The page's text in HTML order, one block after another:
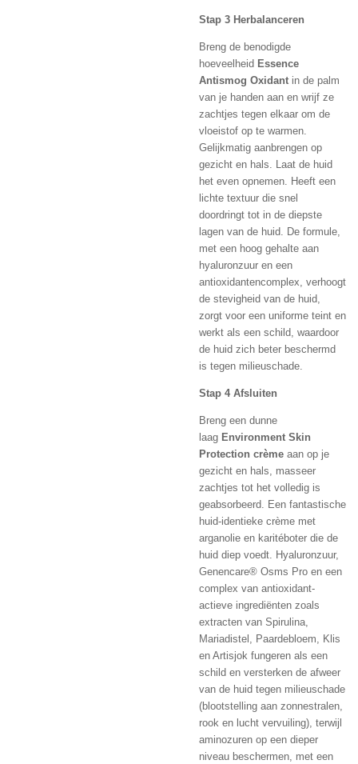
Stap 3 Herbalanceren
Breng de benodigde
hoeveelheid Essence
Antismog Oxidant in de palm
van je handen aan en wrijf ze
zachtjes tegen elkaar om de
vloeistof op te warmen.
Gelijkmatig aanbrengen op
gezicht en hals. Laat de huid
het even opnemen. Heeft een
lichte textuur die snel
doordringt tot in de diepste
lagen van de huid. De formule,
met een hoog gehalte aan
hyaluronzuur en een
antioxidantencomplex, verhoogt
de stevigheid van de huid,
zorgt voor een uniforme teint en
werkt als een schild, waardoor
de huid zich beter beschermd
is tegen milieuschade.
Stap 4 Afsluiten
Breng een dunne
laag Environment Skin
Protection crème aan op je
gezicht en hals, masseer
zachtjes tot het volledig is
geabsorbeerd. Een fantastische
huid-identieke crème met
arganolie en karitéboter die de
huid diep voedt. Hyaluronzuur,
Genencare® Osms Pro en een
complex van antioxidant-
actieve ingrediënten zoals
extracten van Spirulina,
Mariadistel, Paardebloem, Klis
en Artisjok fungeren als een
schild en versterken de afweer
van de huid tegen milieuschade
(blootstelling aan zonnestralen,
rook en lucht vervuiling), terwijl
aminozuren op een dieper
niveau beschermen, met een